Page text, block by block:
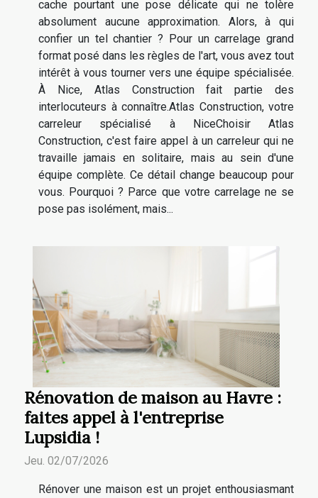
cache pourtant une pose délicate qui ne tolère
absolument aucune approximation. Alors, à qui
confier un tel chantier ? Pour un carrelage grand
format posé dans les règles de l'art, vous avez tout
intérêt à vous tourner vers une équipe spécialisée.
À Nice, Atlas Construction fait partie des
interlocuteurs à connaître.Atlas Construction, votre
carreleur spécialisé à NiceChoisir Atlas
Construction, c'est faire appel à un carreleur qui ne
travaille jamais en solitaire, mais au sein d'une
équipe complète. Ce détail change beaucoup pour
vous. Pourquoi ? Parce que votre carrelage ne se
pose pas isolément, mais...
Rénovation de maison au Havre :
faites appel à l'entreprise
Lupsidia !
Jeu. 02/07/2026
Rénover une maison est un projet enthousiasmant